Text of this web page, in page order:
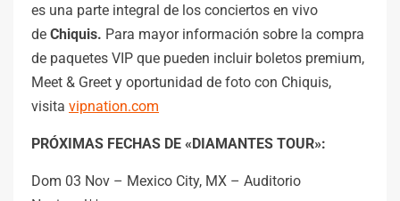
es una parte integral de los conciertos en vivo
de Chiquis. Para mayor información sobre la compra
de paquetes VIP que pueden incluir boletos premium,
Meet & Greet y oportunidad de foto con Chiquis,
visita vipnation.com
PRÓXIMAS FECHAS DE «DIAMANTES TOUR»:
Dom 03 Nov – Mexico City, MX – Auditorio